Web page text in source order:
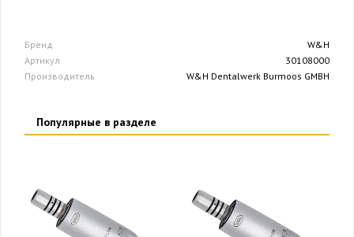
Бренд
W&H
Артикул
30108000
Производитель
W&H Dentalwerk Burmoos GMBH
Популярные в разделе